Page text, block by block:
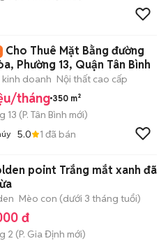
Cho Thuê Mặt Bằng đường
Phường 13, Quận Tân Bình
kinh doanh Nội thất cao cấp
tháng 350 m²
13 (P. Tân Bình mới)
5.0 1 đã bán
point Trắng mắt xanh đã
Mèo con (dưới 3 tháng tuổi)
đ
2 (P. Gia Định mới)